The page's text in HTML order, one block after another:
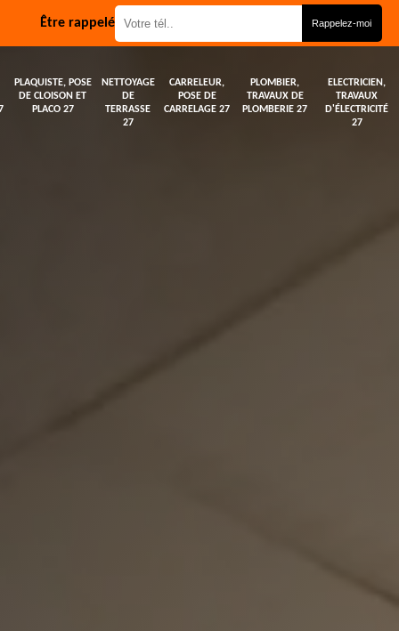
Être rappelé
PLAQUISTE, POSE
DE CLOISON ET
PLACO 27
NETTOYAGE
DE
TERRASSE
27
CARRELEUR,
POSE DE
CARRELAGE 27
PLOMBIER,
TRAVAUX DE
PLOMBERIE 27
ELECTRICIEN,
TRAVAUX
D'ÉLECTRICITÉ
27